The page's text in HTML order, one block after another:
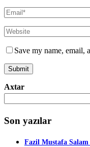
Save my name, email,
Axtar
Son yazılar
Fazil Mustafa